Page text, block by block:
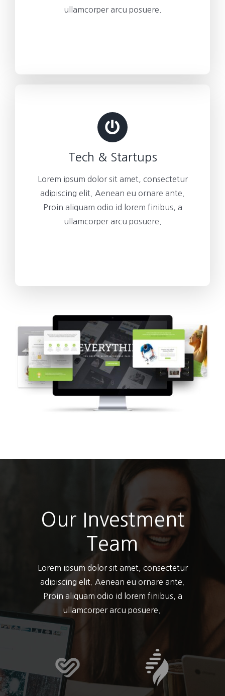
ullamcorper arcu posuere.
Tech & Startups
Lorem ipsum dolor sit amet, consectetur
adipiscing elit. Aenean eu ornare ante.
Proin aliquam odio id lorem finibus, a
ullamcorper arcu posuere.
Our Investment
Team
Lorem ipsum dolor sit amet, consectetur
adipiscing elit. Aenean eu ornare ante.
Proin aliquam odio id lorem finibus, a
ullamcorper arcu posuere.